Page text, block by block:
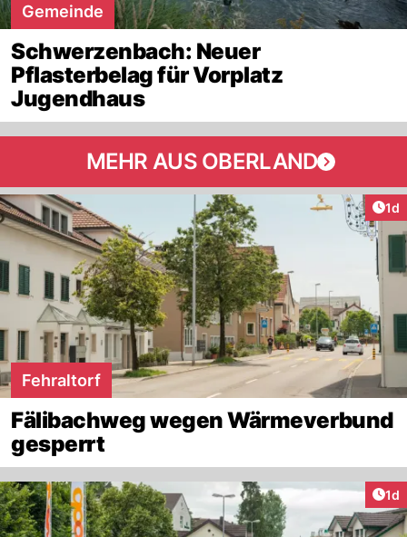
Gemeinde
Schwerzenbach: Neuer
Pflasterbelag für Vorplatz
Jugendhaus
MEHR AUS OBERLAND
1d
Fehraltorf
Fälibachweg wegen Wärmeverbund
gesperrt
1d